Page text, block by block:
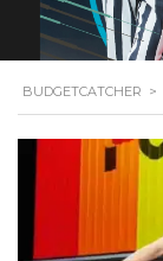
BUDGETCATCHER >